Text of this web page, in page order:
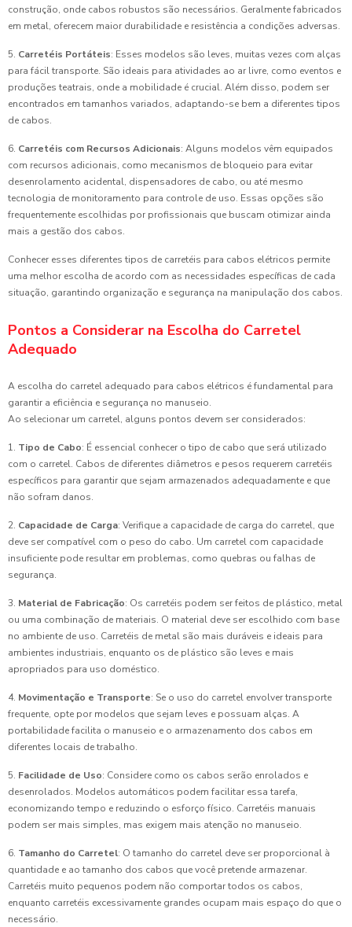
construção, onde cabos robustos são necessários. Geralmente fabricados
em metal, oferecem maior durabilidade e resistência a condições adversas.
5. Carretéis Portáteis: Esses modelos são leves, muitas vezes com alças
para fácil transporte. São ideais para atividades ao ar livre, como eventos e
produções teatrais, onde a mobilidade é crucial. Além disso, podem ser
encontrados em tamanhos variados, adaptando-se bem a diferentes tipos
de cabos.
6. Carretéis com Recursos Adicionais: Alguns modelos vêm equipados
com recursos adicionais, como mecanismos de bloqueio para evitar
desenrolamento acidental, dispensadores de cabo, ou até mesmo
tecnologia de monitoramento para controle de uso. Essas opções são
frequentemente escolhidas por profissionais que buscam otimizar ainda
mais a gestão dos cabos.
Conhecer esses diferentes tipos de carretéis para cabos elétricos permite
uma melhor escolha de acordo com as necessidades específicas de cada
situação, garantindo organização e segurança na manipulação dos cabos.
Pontos a Considerar na Escolha do Carretel
Adequado
A escolha do carretel adequado para cabos elétricos é fundamental para
garantir a eficiência e segurança no manuseio.
Ao selecionar um carretel, alguns pontos devem ser considerados:
1. Tipo de Cabo: É essencial conhecer o tipo de cabo que será utilizado
com o carretel. Cabos de diferentes diâmetros e pesos requerem carretéis
específicos para garantir que sejam armazenados adequadamente e que
não sofram danos.
2. Capacidade de Carga: Verifique a capacidade de carga do carretel, que
deve ser compatível com o peso do cabo. Um carretel com capacidade
insuficiente pode resultar em problemas, como quebras ou falhas de
segurança.
3. Material de Fabricação: Os carretéis podem ser feitos de plástico, metal
ou uma combinação de materiais. O material deve ser escolhido com base
no ambiente de uso. Carretéis de metal são mais duráveis e ideais para
ambientes industriais, enquanto os de plástico são leves e mais
apropriados para uso doméstico.
4. Movimentação e Transporte: Se o uso do carretel envolver transporte
frequente, opte por modelos que sejam leves e possuam alças. A
portabilidade facilita o manuseio e o armazenamento dos cabos em
diferentes locais de trabalho.
5. Facilidade de Uso: Considere como os cabos serão enrolados e
desenrolados. Modelos automáticos podem facilitar essa tarefa,
economizando tempo e reduzindo o esforço físico. Carretéis manuais
podem ser mais simples, mas exigem mais atenção no manuseio.
6. Tamanho do Carretel: O tamanho do carretel deve ser proporcional à
quantidade e ao tamanho dos cabos que você pretende armazenar.
Carretéis muito pequenos podem não comportar todos os cabos,
enquanto carretéis excessivamente grandes ocupam mais espaço do que o
necessário.